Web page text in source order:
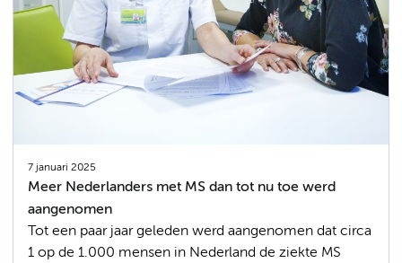
7 januari 2025
Meer Nederlanders met MS dan tot nu toe werd
aangenomen
Tot een paar jaar geleden werd aangenomen dat circa
1 op de 1.000 mensen in Nederland de ziekte MS